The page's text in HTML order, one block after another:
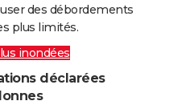
des débordements
plus limités.
inondées
déclarées